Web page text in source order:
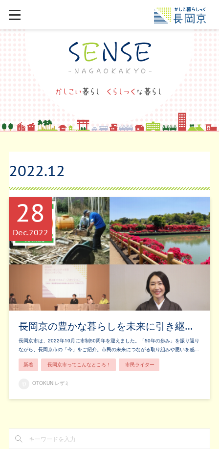
2022.12
長岡京の豊かな暮らしを未来に引き継…
長岡京市は、2022年10月に市制50周年を迎えました。「50年の歩み」を振り返り
ながら、長岡京市の「今」をご紹介。市民の未来につながる取り組みや思いを感…
28
Dec 2022
新着 長岡京市ってこんなところ！ 市民ライター
OTOKUNIレザミ